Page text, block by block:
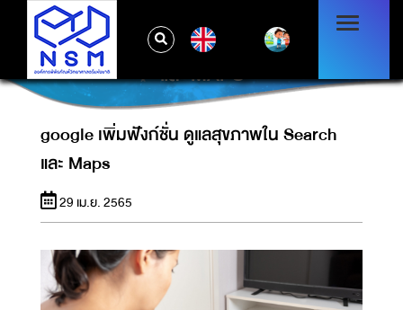
GOOGLE เพิ่มฟังก์ชั่น ดูแลสุขภาพใน SEARCH
และ MAPS
google เพิ่มฟังก์ชั่น ดูแลสุขภาพใน Search
และ Maps
29 เม.ย. 2565